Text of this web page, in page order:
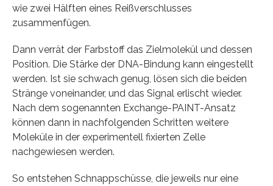
wie zwei Hälften eines Reißverschlusses
zusammenfügen.
Dann verrät der Farbstoff das Zielmolekül und dessen
Position. Die Stärke der DNA-Bindung kann eingestellt
werden. Ist sie schwach genug, lösen sich die beiden
Stränge voneinander, und das Signal erlischt wieder.
Nach dem sogenannten Exchange-PAINT-Ansatz
können dann in nachfolgenden Schritten weitere
Moleküle in der experimentell fixierten Zelle
nachgewiesen werden.
So entstehen Schnappschüsse, die jeweils nur eine